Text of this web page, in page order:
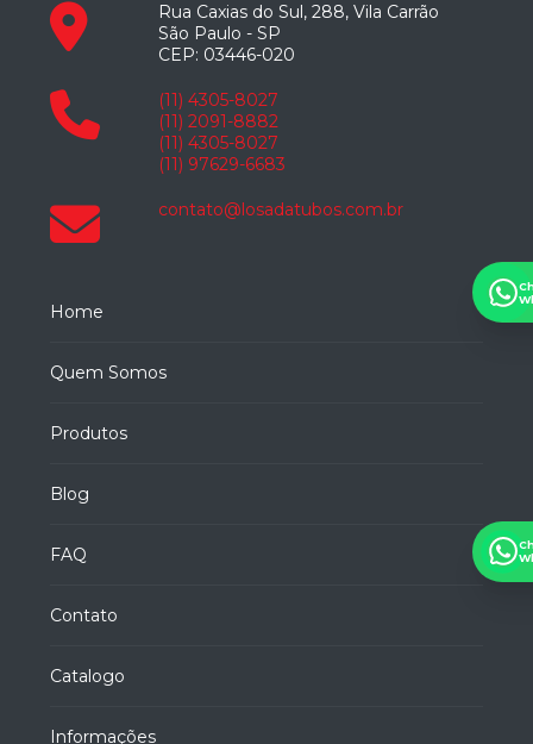
Rua Caxias do Sul, 288, Vila Carrão
São Paulo - SP
CEP: 03446-020
(11) 4305-8027
(11) 2091-8882
(11) 4305-8027
(11) 97629-6683
contato@losadatubos.com.br
Home
Quem Somos
Produtos
Blog
FAQ
Contato
Catalogo
Informações